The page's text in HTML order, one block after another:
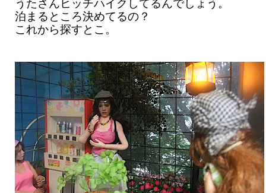
うたさんヒッチハイクしてるんでしょう。
泊まるところ決めてるの？
これから探すとこ。